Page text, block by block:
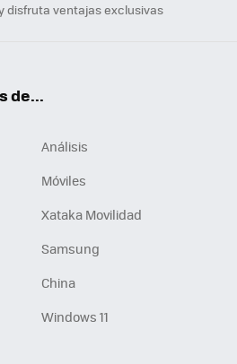
disfruta ventajas exclusivas
de...
Análisis
Móviles
Xataka Movilidad
Samsung
China
Windows 11